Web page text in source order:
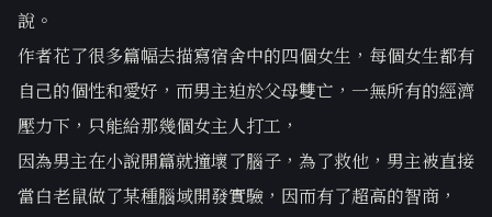
說。
作者花了很多篇幅去描寫宿舍中的四個女生，每個女生都有
自己的個性和愛好，而男主迫於父母雙亡，一無所有的經濟
壓力下，只能給那幾個女主人打工，
因為男主在小說開篇就撞壞了腦子，為了救他，男主被直接
當白老鼠做了某種腦域開發實驗，因而有了超高的智商，